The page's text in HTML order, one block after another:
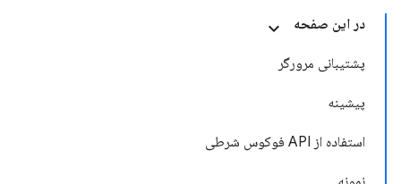
در این صفحه
پشتیبانی مرورگر
پیشینه
استفاده از API فوکوس شرطی